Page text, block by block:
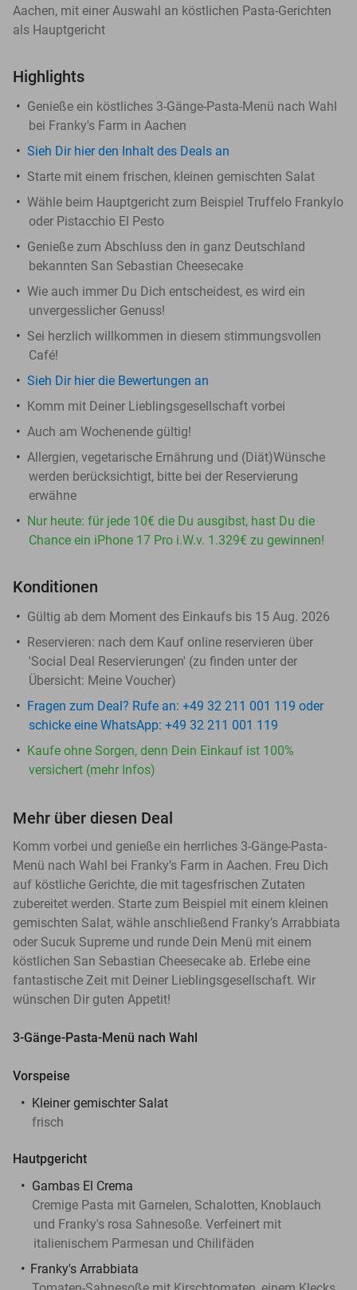
Aachen, mit einer Auswahl an köstlichen Pasta-Gerichten
als Hauptgericht
Highlights
Genieße ein köstliches 3-Gänge-Pasta-Menü nach Wahl
bei Franky's Farm in Aachen
Sieh Dir hier den Inhalt des Deals an
Starte mit einem frischen, kleinen gemischten Salat
Wähle beim Hauptgericht zum Beispiel Truffelo Frankylo
oder Pistacchio El Pesto
Genieße zum Abschluss den in ganz Deutschland
bekannten San Sebastian Cheesecake
Wie auch immer Du Dich entscheidest, es wird ein
unvergesslicher Genuss!
Sei herzlich willkommen in diesem stimmungsvollen
Café!
Sieh Dir hier die Bewertungen an
Komm mit Deiner Lieblingsgesellschaft vorbei
Auch am Wochenende gültig!
Allergien, vegetarische Ernährung und (Diät)Wünsche
werden berücksichtigt, bitte bei der Reservierung
erwähne
Nur heute: für jede 10€ die Du ausgibst, hast Du die
Chance ein iPhone 17 Pro i.W.v. 1.329€ zu gewinnen!
Konditionen
Gültig ab dem Moment des Einkaufs bis 15 Aug. 2026
Reservieren: nach dem Kauf online reservieren über
'Social Deal Reservierungen' (zu finden unter der
Übersicht: Meine Voucher)
Fragen zum Deal? Rufe an: +49 32 211 001 119 oder
schicke eine WhatsApp: +49 32 211 001 119
Kaufe ohne Sorgen, denn Dein Einkauf ist 100%
versichert (mehr Infos)
Mehr über diesen Deal
Komm vorbei und genieße ein herrliches 3-Gänge-Pasta-
Menü nach Wahl bei Franky’s Farm in Aachen. Freu Dich
auf köstliche Gerichte, die mit tagesfrischen Zutaten
zubereitet werden. Starte zum Beispiel mit einem kleinen
gemischten Salat, wähle anschließend Franky’s Arrabbiata
oder Sucuk Supreme und runde Dein Menü mit einem
köstlichen San Sebastian Cheesecake ab. Erlebe eine
fantastische Zeit mit Deiner Lieblingsgesellschaft. Wir
wünschen Dir guten Appetit!
3-Gänge-Pasta-Menü nach Wahl
Vorspeise
Kleiner gemischter Salat
frisch
Hautpgericht
Gambas El Crema
Cremige Pasta mit Garnelen, Schalotten, Knoblauch
und Franky's rosa Sahnesoße. Verfeinert mit
italienischem Parmesan und Chilifäden
Franky's Arrabbiata